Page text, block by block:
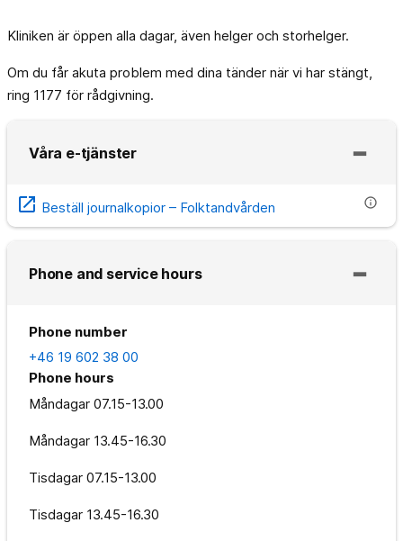
Kliniken är öppen alla dagar, även helger och storhelger.
Om du får akuta problem med dina tänder när vi har stängt,
ring 1177 för rådgivning.
Våra e-tjänster
open_in_new Beställ journalkopior – Folktandvården info
Phone and service hours
Phone number
+46 19 602 38 00
Phone hours
Måndagar 07.15-13.00
Måndagar 13.45-16.30
Tisdagar 07.15-13.00
Tisdagar 13.45-16.30